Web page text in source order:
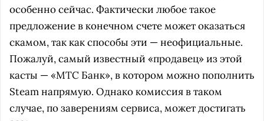
особенно сейчас. Фактически любое такое
предложение в конечном счете может оказаться
скамом, так как способы эти — неофициальные.
Пожалуй, самый известный «продавец» из этой
касты — «МТС Банк», в котором можно пополнить
Steam напрямую. Однако комиссия в таком
случае, по заверениям сервиса, может достигать